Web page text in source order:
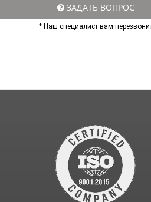
ЗАДАТЬ ВОПРОС
* Наш специалист вам